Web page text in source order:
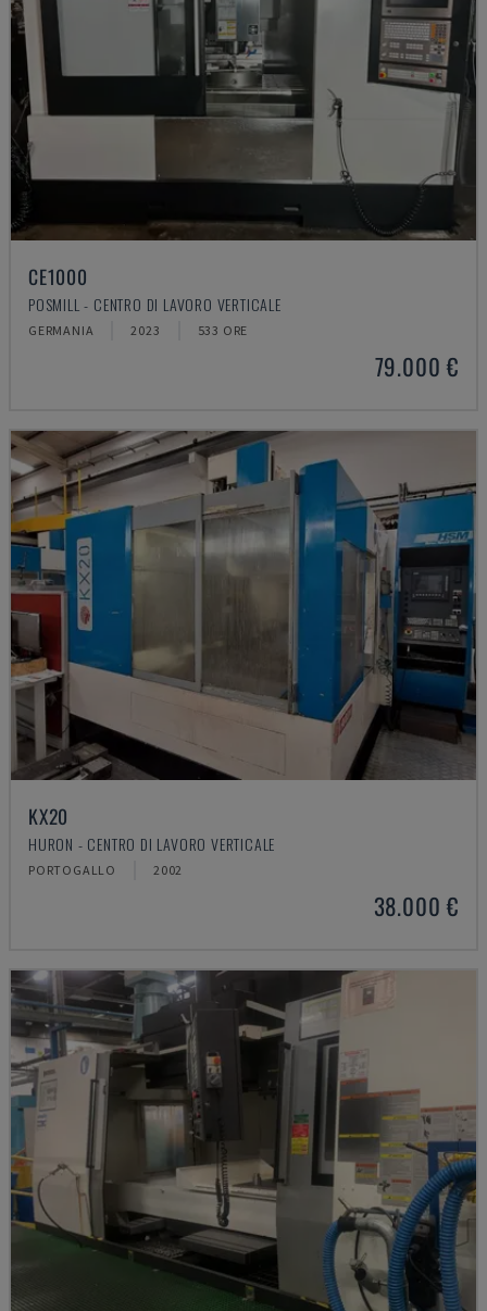
CE1000
POSMILL - CENTRO DI LAVORO VERTICALE
GERMANIA 2023 533 ORE
79.000 €
KX20
HURON - CENTRO DI LAVORO VERTICALE
PORTOGALLO 2002
38.000 €